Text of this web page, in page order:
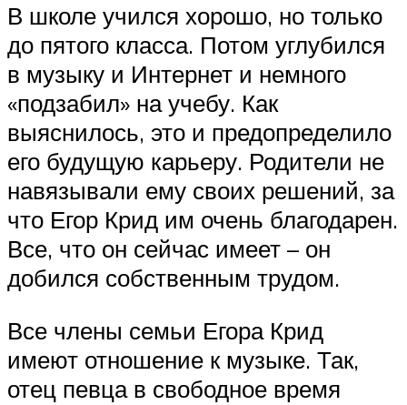
В школе учился хорошо, но только
до пятого класса. Потом углубился
в музыку и Интернет и немного
«подзабил» на учебу. Как
выяснилось, это и предопределило
его будущую карьеру. Родители не
навязывали ему своих решений, за
что Егор Крид им очень благодарен.
Все, что он сейчас имеет – он
добился собственным трудом.
Все члены семьи Егора Крид
имеют отношение к музыке. Так,
отец певца в свободное время